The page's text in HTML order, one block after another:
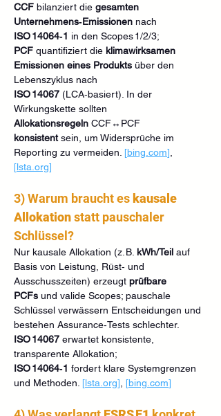
CCF bilanziert die gesamten
Unternehmens‑Emissionen nach
ISO 14064‑1 in den Scopes 1/2/3;
PCF quantifiziert die klimawirksamen
Emissionen eines Produkts über den
Lebenszyklus nach
ISO 14067 (LCA‑basiert). In der
Wirkungskette sollten
Allokationsregeln CCF↔PCF
konsistent sein, um Widersprüche im
Reporting zu vermeiden. [bing.com]
[lsta.org]
3) Warum braucht es kausale
Allokation statt pauschaler
Schlüssel?
Nur kausale Allokation (z. B. kWh/Teil auf
Basis von Leistung, Rüst‑ und
Ausschusszeiten) erzeugt prüfbare
PCFs und valide Scopes; pauschale
Schlüssel verwässern Entscheidungen und
bestehen Assurance‑Tests schlechter.
ISO 14067 erwartet konsistente,
transparente Allokation;
ISO 14064‑1 fordert klare Systemgrenzen
und Methoden. [lsta.org] [bing.com]